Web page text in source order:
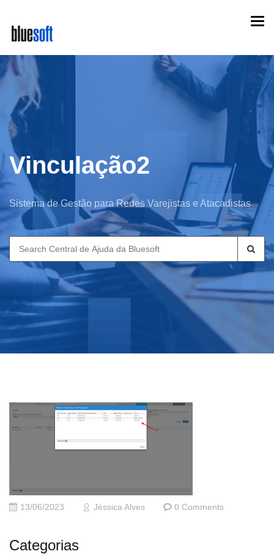
main
content
Vinculação2
Sistema de Gestão para Redes Varejistas e Atacadistas
Search
for:
13/06/2023 Jéssica Alves 0 Comments
Categorias